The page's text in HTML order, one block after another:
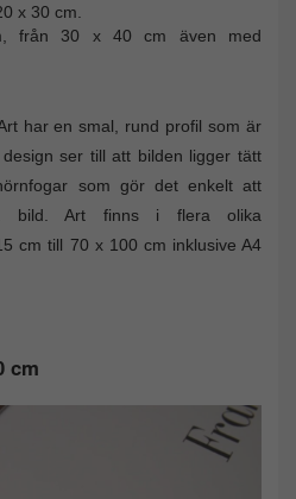
x 30 cm.
från 30 x 40 cm även med
har en smal, rund profil som är
ser till att bilden ligger tätt
som gör det enkelt att
bild. Art finns i flera olika
cm till 70 x 100 cm inklusive A4
cm